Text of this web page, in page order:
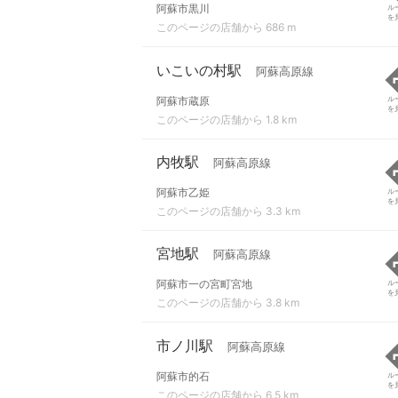
阿蘇市黒川
このページの店舗から 686 m
ル
を
いこいの村駅 阿蘇高原線
阿蘇市蔵原
このページの店舗から 1.8 km
ル
を
内牧駅 阿蘇高原線
阿蘇市乙姫
このページの店舗から 3.3 km
ル
を
宮地駅 阿蘇高原線
阿蘇市一の宮町宮地
このページの店舗から 3.8 km
ル
を
市ノ川駅 阿蘇高原線
阿蘇市的石
このページの店舗から 6.5 km
ル
を